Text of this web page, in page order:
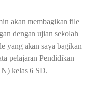
akan membagikan file
dengan ujian sekolah
yang akan saya bagikan
pelajaran Pendidikan
kelas 6 SD.